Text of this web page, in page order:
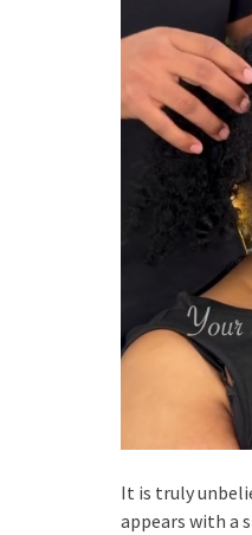
It is truly
appears with a